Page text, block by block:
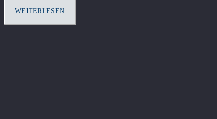
WEITERLESEN